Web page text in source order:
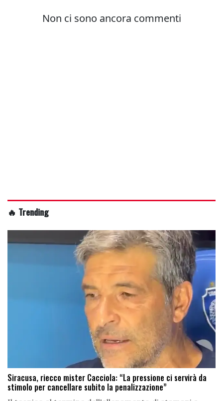
🔥 Trending
Siracusa, riecco mister Cacciola: “La pressione ci servirà da
stimolo per cancellare subito la penalizzazione”